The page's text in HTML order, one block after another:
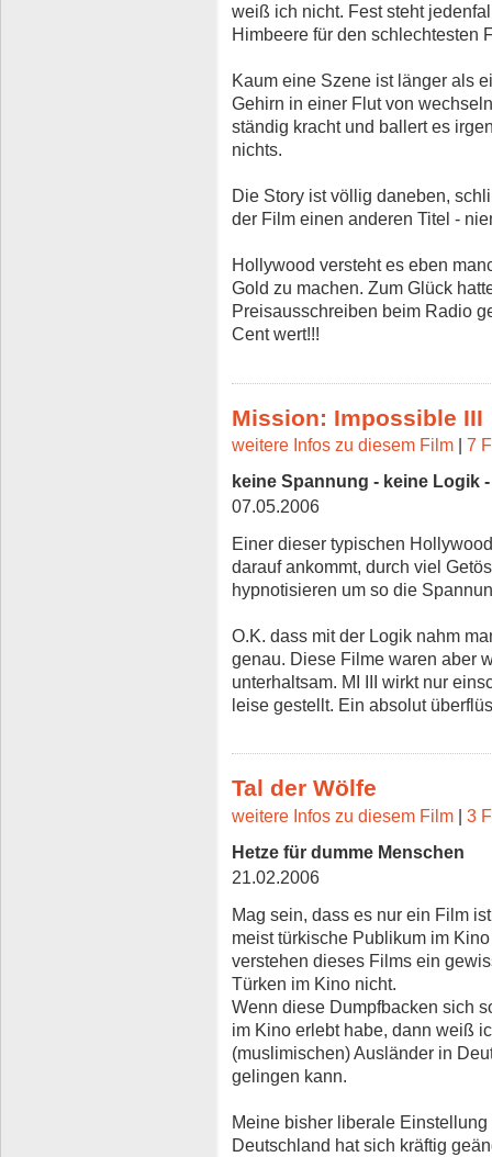
weiß ich nicht. Fest steht
Himbeere für den schlechtesten
Kaum eine Szene ist länger als
Gehirn in einer Flut von
ständig kracht und ballert es
nichts.
Die Story ist völlig daneben,
der Film einen anderen Titel -
Hollywood versteht es eben
Gold zu machen. Zum Glück
Preisausschreiben beim Radio
Cent wert!!!
Mission: Impossible III
weitere Infos zu diesem Film | 7
keine Spannung - keine Logik
07.05.2006
Einer dieser typischen
darauf ankommt, durch viel
hypnotisieren um so die
O.K. dass mit der Logik nahm
genau. Diese Filme waren aber
unterhaltsam. MI III wirkt nur
leise gestellt. Ein absolut
Tal der Wölfe
weitere Infos zu diesem Film | 3
Hetze für dumme Menschen
21.02.2006
Mag sein, dass es nur ein Film
meist türkische Publikum im
verstehen dieses Films ein
Türken im Kino nicht.
Wenn diese Dumpfbacken sich
im Kino erlebt habe, dann weiß
(muslimischen) Ausländer in
gelingen kann.
Meine bisher liberale
Deutschland hat sich kräftig